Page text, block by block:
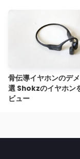
骨伝導イヤホンのデ
選 Shokzのイヤホン
ビュー